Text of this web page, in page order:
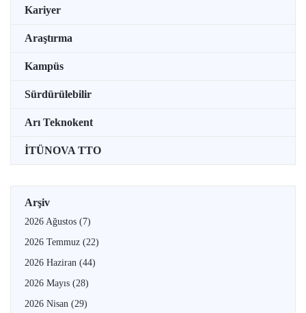
Kariyer
Araştırma
Kampüs
Sürdürülebilir
Arı Teknokent
İTÜNOVA TTO
Arşiv
2026 Ağustos (7)
2026 Temmuz (22)
2026 Haziran (44)
2026 Mayıs (28)
2026 Nisan (29)